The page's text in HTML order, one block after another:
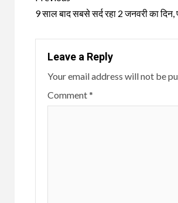
Reading
9 साल बाद सबसे सर्द रहा 2 जनवरी का दिन,
Leave a Reply
Your email address will not be
Comment*